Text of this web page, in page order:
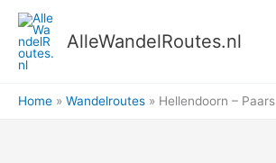
naar
inhoud
AlleWandelRoutes.nl
Home Wandelroutes Hellendoorn – Paars